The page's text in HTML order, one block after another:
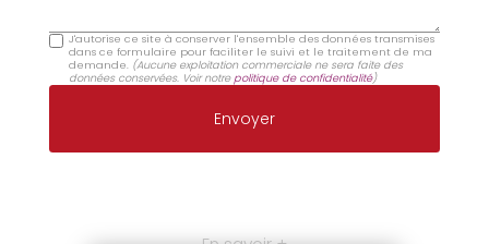
J'autorise ce site à conserver l'ensemble des données transmises
dans ce formulaire pour faciliter le suivi et le traitement de ma
demande. (Aucune exploitation commerciale ne sera faite des
données conservées. Voir notrepolitique de confidentialité)